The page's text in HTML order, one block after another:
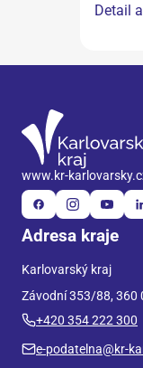
Detail
www.kr-
Adresa kraje
Karlovarský kraj
Závodní 353/88, 360
+420 354 222 300
e-podatelna@kr-